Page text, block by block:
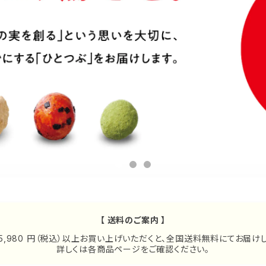
【 送料のご案内 】
円（税込）以上お買い上げいただくと、全国送料無料にてお届けし
詳しくは各商品ページをご確認ください。